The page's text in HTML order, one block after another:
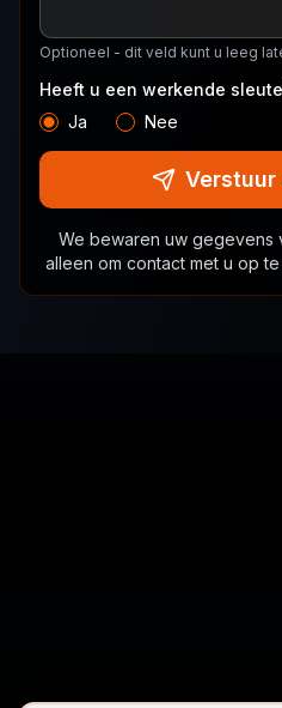
Optioneel - dit veld kunt u leeg
Heeft u een werkende
Ja
Nee
Verstuur
We bewaren uw
alleen om contact met u op